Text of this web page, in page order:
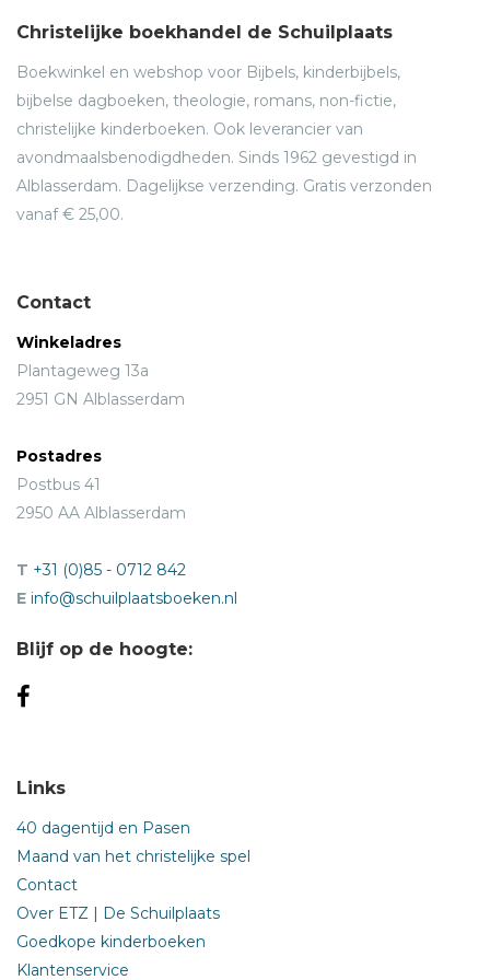
Christelijke boekhandel de Schuilplaats
Boekwinkel en webshop voor Bijbels, kinderbijbels,
bijbelse dagboeken, theologie, romans, non-fictie,
christelijke kinderboeken. Ook leverancier van
avondmaalsbenodigdheden. Sinds 1962 gevestigd in
Alblasserdam. Dagelijkse verzending. Gratis verzonden
vanaf € 25,00.
Contact
Winkeladres
Plantageweg 13a
2951 GN Alblasserdam
Postadres
Postbus 41
2950 AA Alblasserdam
T +31 (0)85 - 0712 842
E info@schuilplaatsboeken.nl
Blijf op de hoogte:
Links
40 dagentijd en Pasen
Maand van het christelijke spel
Contact
Over ETZ | De Schuilplaats
Goedkope kinderboeken
Klantenservice